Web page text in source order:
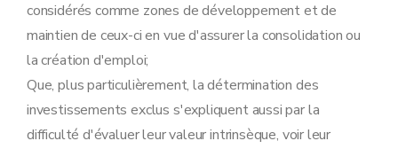
considérés comme zones de développement et de
maintien de ceux-ci en vue d'assurer la consolidation ou
la création d'emploi;
Que, plus particulièrement, la détermination des
investissements exclus s'expliquent aussi par la
difficulté d'évaluer leur valeur intrinsèque, voir leur